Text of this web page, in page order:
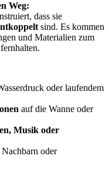
Weg:
dass sie
sind. Es kommen
und Materialien zum
oder laufendem
auf die Wanne oder
Musik oder
oder